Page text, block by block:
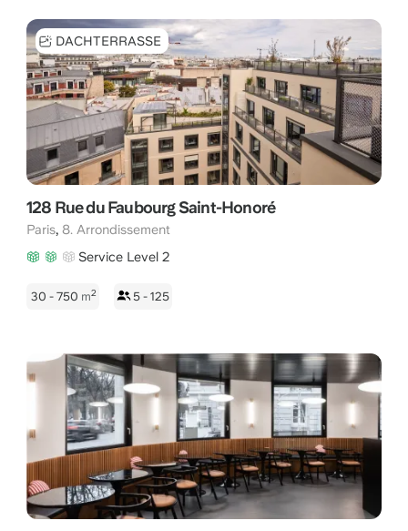
DACHTERRASSE
128 Rue du Faubourg Saint-Honoré
Paris, 8. Arrondissement
Service Level 2
30 - 750 m2 5 - 125